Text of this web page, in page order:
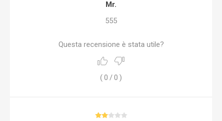
Mr.
555
Questa recensione è stata utile?
( 0 /0 )